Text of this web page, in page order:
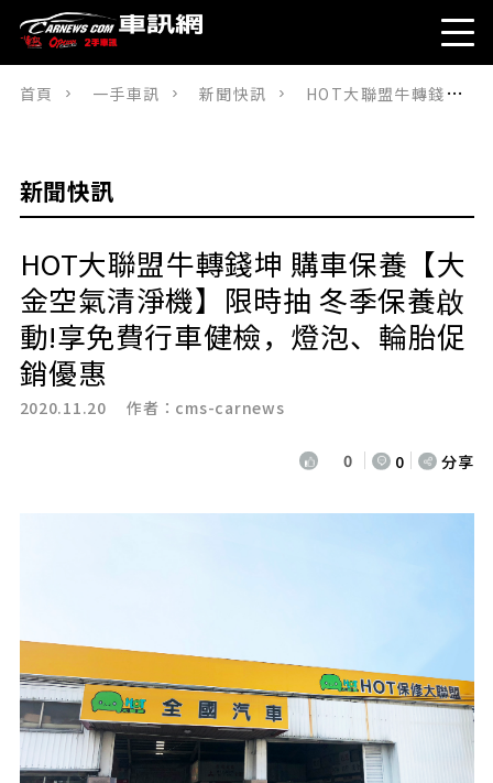
首頁 一手車訊 新聞快訊 HOT大聯盟牛轉錢坤 購車保養【大金空氣清淨機】限時抽 冬季保養啟動!享免費行車健檢，燈泡、輪胎促銷優惠
新聞快訊
HOT大聯盟牛轉錢坤 購車保養【大
金空氣清淨機】限時抽 冬季保養啟
動!享免費行車健檢，燈泡、輪胎促
銷優惠
2020.11.20 作者： cms-carnews
0 0 分享